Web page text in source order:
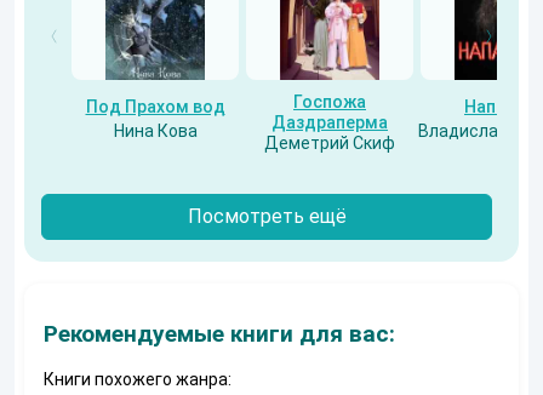
Под Прахом вод
Нина Кова
Госпожа
Даздраперма
Деметрий Скиф
Напарник
Владислав
Посмотреть ещё
Рекомендуемые книги для вас:
Книги похожего жанра: